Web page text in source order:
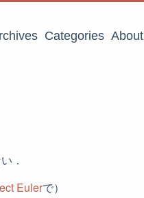
Categories About
．
Eulerで）